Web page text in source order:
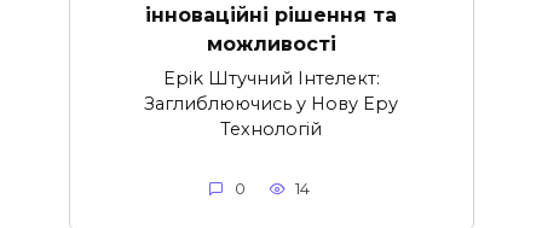
інноваційні рішення та
можливості
Epik Штучний Інтелект:
Заглиблюючись у Нову Еру
Технологій
0 14